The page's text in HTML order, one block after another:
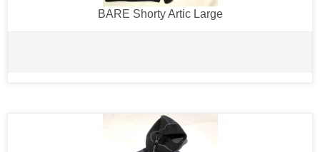
BARE Shorty Artic Large